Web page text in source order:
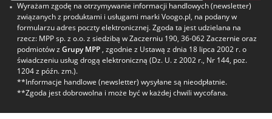
Wyrażam zgodę na otrzymywanie informacji handlowych (newsletter)
związanych z produktami i usługami marki Voogo.pl, na podany w
formularzu adres poczty elektronicznej. Zgoda ta jest udzielana na
rzecz: MPP sp. z o.o. z siedzibą w Zaczerniu 190, 36-062 Zaczernie oraz
podmiotów z Grupy MPP , zgodnie z Ustawą z dnia 18 lipca 2002 r. o
świadczeniu usług drogą elektroniczną (Dz. U. z 2002 r., Nr 144, poz.
1204 z późn. zm.).
**Informacje handlowe (newsletter) wysyłane są nieodpłatnie.
**Zgoda jest dobrowolna i może być w każdej chwili wycofana.